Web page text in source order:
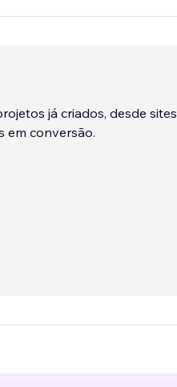
já criados, desde sites
em conversão.